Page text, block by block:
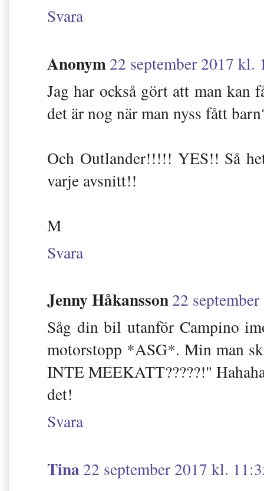
Svara
Anonym22 september 2017 kl.
Jag har också gört att man kan
det är nog när man nyss fått
Och Outlander!!!!! YES!! Så
varje avsnitt!!
M
Svara
Jenny Håkansson22
Såg din bil utanför Campino
motorstopp *ASG*. Min man
INTE MEEKATT?????!"
det!
Svara
Tina22 september 2017 kl.